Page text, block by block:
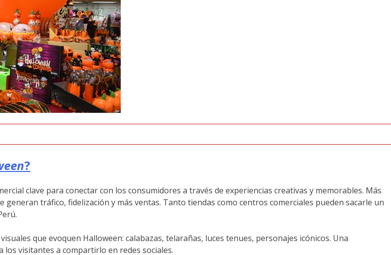
?
clave para conectar con los consumidores a través de experiencias creativas y memorables. Más
tráfico, fidelización y más ventas. Tanto tiendas como centros comerciales pueden sacarle un
que evoquen Halloween: calabazas, telarañas, luces tenues, personajes icónicos. Una
visitantes a compartirlo en redes sociales.